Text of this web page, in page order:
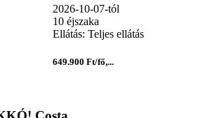
2026-10-07-tól
10 éjszaka
Ellátás: Teljes ellátás
649.900 Ft/fő,...